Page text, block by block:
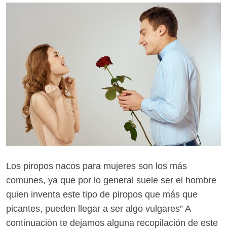
Los piropos nacos para mujeres son los más
comunes, ya que por lo general suele ser el hombre
quien inventa este tipo de piropos que más que
picantes, pueden llegar a ser algo vulgares” A
continuación te dejamos alguna recopilación de este